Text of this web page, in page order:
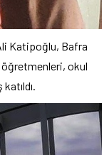
Katipoğlu, Bafra
okul